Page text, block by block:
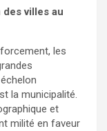
villes au
les
la municipalité.
et
milité en faveur